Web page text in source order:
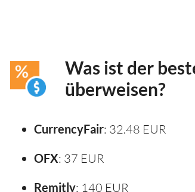
Was ist der
überweisen?
CurrencyFair: 32.48 EUR
OFX: 37 EUR
Remitly: 140 EUR